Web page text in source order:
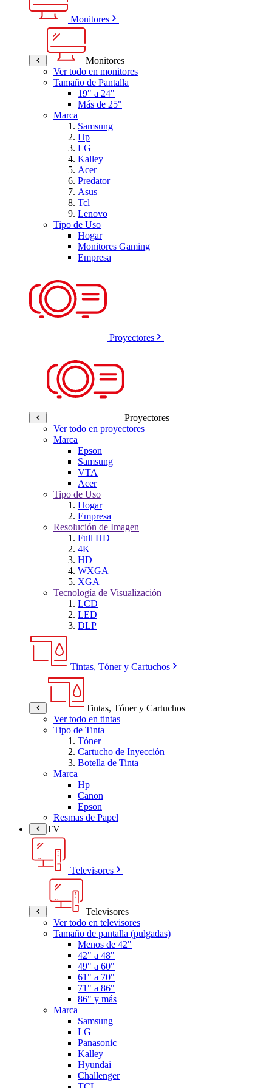
Monitores
Monitores
Ver todo en monitores
Tamaño de Pantalla
19" a 24"
Más de 25"
Marca
Samsung
Hp
LG
Kalley
Acer
Predator
Asus
Tcl
Lenovo
Tipo de Uso
Hogar
Monitores Gaming
Empresa
Proyectores
Proyectores
Ver todo en proyectores
Marca
Epson
Samsung
VTA
Acer
Tipo de Uso
Hogar
Empresa
Resolución de Imagen
Full HD
4K
HD
WXGA
XGA
Tecnología de Visualización
LCD
LED
DLP
Tintas, Tóner y Cartuchos
Tintas, Tóner y Cartuchos
Ver todo en tintas
Tipo de Tinta
Tóner
Cartucho de Inyección
Botella de Tinta
Marca
Hp
Canon
Epson
Resmas de Papel
TV
Televisores
Televisores
Ver todo en televisores
Tamaño de pantalla (pulgadas)
Menos de 42"
42" a 48"
49" a 60"
61" a 70"
71" a 86"
86" y más
Marca
Samsung
LG
Panasonic
Kalley
Hyundai
Challenger